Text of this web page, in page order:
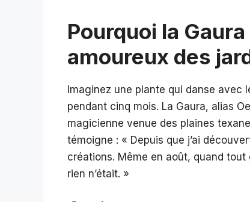
Pourquoi la
amoureux des
Imaginez une plante qui danse
pendant cinq mois. La Gaura, alias
magicienne venue des plaines
témoigne : « Depuis que j’ai
créations. Même en août, quand
rien n’était. »